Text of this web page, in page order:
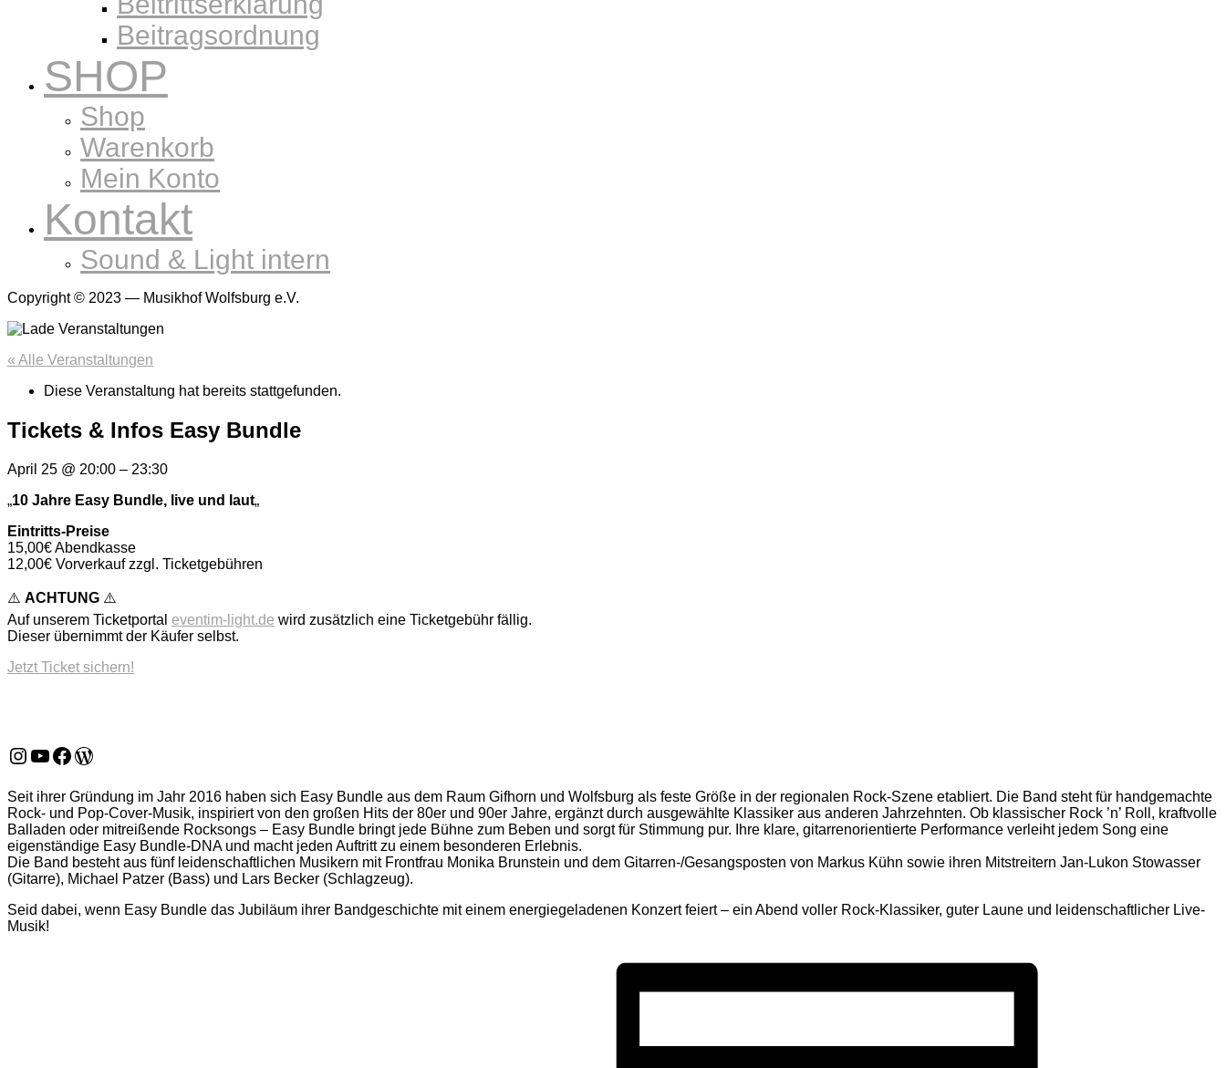
Beitragsordnung
SHOP
Shop
Warenkorb
Mein Konto
Kontakt
Sound & Light intern
Copyright © 2023 — Musikhof Wolfsburg e.V.
« Alle Veranstaltungen
Diese Veranstaltung hat bereits stattgefunden.
Tickets & Infos Easy Bundle
April 25 @ 20:00 – 23:30
„10 Jahre Easy Bundle, live und laut„
Eintritts-Preise
15,00€ Abendkasse
12,00€ Vorverkauf zzgl. Ticketgebühren
⚠️ ACHTUNG ⚠️
Auf unserem Ticketportal eventim-light.de wird zusätzlich eine Ticketgebühr fällig.
Dieser übernimmt der Käufer selbst.
Jetzt Ticket sichern!
Instagram
YouTube
Facebook
WordPress
Seit ihrer Gründung im Jahr 2016 haben sich Easy Bundle aus dem Raum Gifhorn und Wolfsburg als feste Größe in der regionalen Rock-Szene etabliert. Die Band steht für handgemachte
Rock- und Pop-Cover-Musik, inspiriert von den großen Hits der 80er und 90er Jahre, ergänzt durch ausgewählte Klassiker aus anderen Jahrzehnten. Ob klassischer Rock ’n’ Roll, kraftvolle
Balladen oder mitreißende Rocksongs – Easy Bundle bringt jede Bühne zum Beben und sorgt für Stimmung pur. Ihre klare, gitarrenorientierte Performance verleiht jedem Song eine
eigenständige Easy Bundle-DNA und macht jeden Auftritt zu einem besonderen Erlebnis.
Die Band besteht aus fünf leidenschaftlichen Musikern mit Frontfrau Monika Brunstein und dem Gitarren-/Gesangsposten von Markus Kühn sowie ihren Mitstreitern Jan-Lukon Stowasser
(Gitarre), Michael Patzer (Bass) und Lars Becker (Schlagzeug).
Seid dabei, wenn Easy Bundle das Jubiläum ihrer Bandgeschichte mit einem energiegeladenen Konzert feiert – ein Abend voller Rock-Klassiker, guter Laune und leidenschaftlicher Live-
Musik!